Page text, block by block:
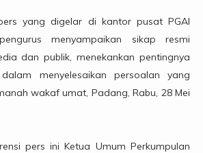
yang digelar di kantor pusat PGAI
menyampaikan sikap resmi
dan publik, menekankan pentingnya
menyelesaikan persoalan yang
wakaf umat, Padang, Rabu, 28 Mei
pers ini Ketua Umum Perkumpulan